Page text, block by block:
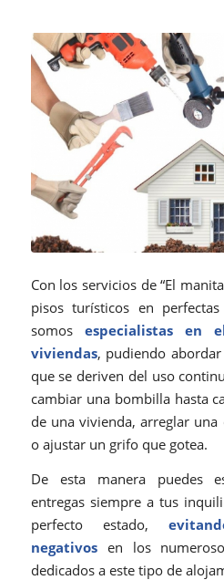
Con los servicios de “El
pisos turísticos en
somos especialistas en
viviendas, pudiendo
que se deriven del uso
cambiar una bombilla hasta
de una vivienda, arreglar
o ajustar un grifo que gotea.
De esta manera puedes
entregas siempre a tus
perfecto estado,
negativosen los
dedicados a este tipo de